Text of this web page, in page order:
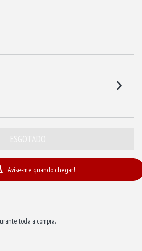
Avise-me quando chegar!
toda a compra.